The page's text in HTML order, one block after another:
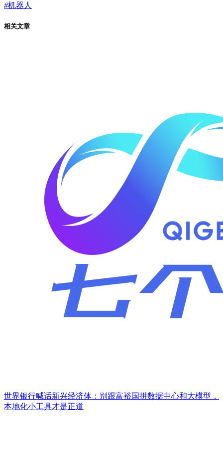
#机器人
相关文章
世界银行喊话新兴经济体：别跟富裕国拼数据中心和大模型，
本地化小工具才是正道